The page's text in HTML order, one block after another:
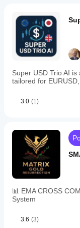
Super USD Trio AI
tailored for
3.0 (1)
📊 EMA CROSS
System
3.6 (3)